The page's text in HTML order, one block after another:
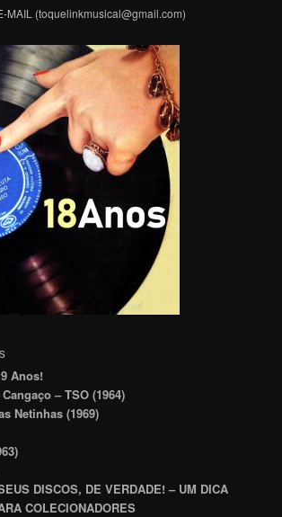
MAIL (toquelinkmusical@gmail.com)
Anos!
– TSO (1964)
Netinhas (1969)
DISCOS, DE VERDADE! – UM DICA
COLECIONADORES